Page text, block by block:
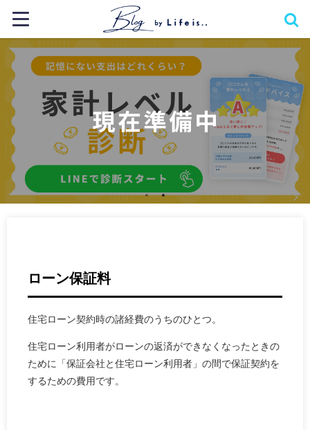
ローン保証料
住宅ローン契約時の諸経費のうちのひとつ。
住宅ローン利用者がローンの返済ができなくなったときの
ために「保証会社と住宅ローン利用者」の間で保証契約を
するための費用です。